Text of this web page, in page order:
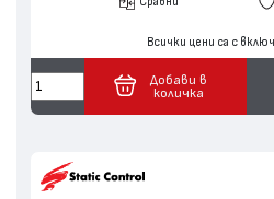
Всички цени са с
Добави в
количка